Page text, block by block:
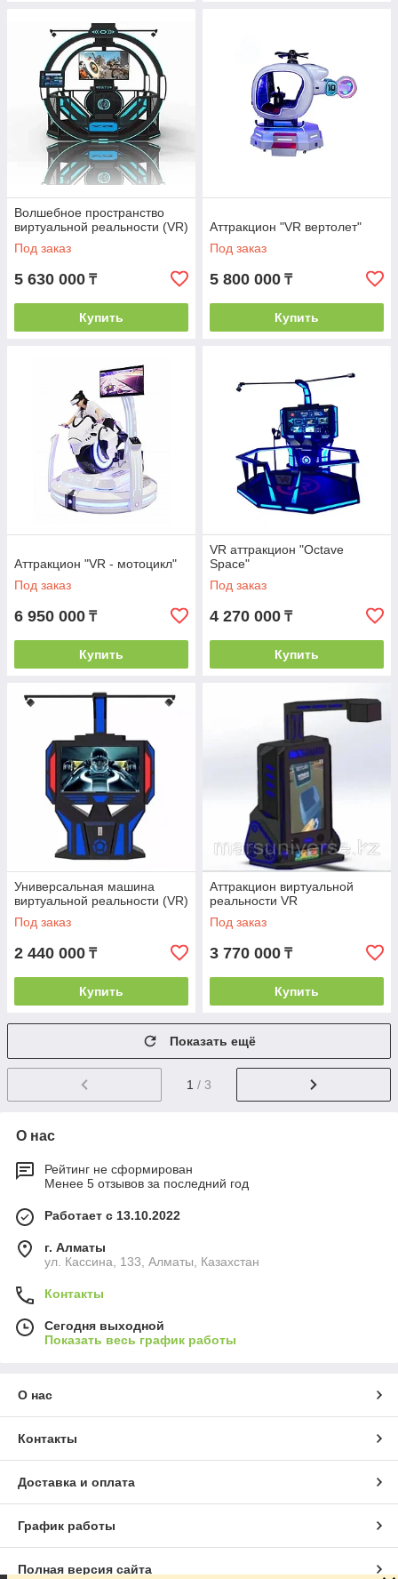
Волшебное пространство
виртуальной реальности (VR)
Под заказ
5 630 000 ₸
Купить
Аттракцион "VR вертолет"
Под заказ
5 800 000 ₸
Купить
Аттракцион "VR - мотоцикл"
Под заказ
6 950 000 ₸
Купить
VR аттракцион "Octave
Space"
Под заказ
4 270 000 ₸
Купить
Универсальная машина
виртуальной реальности (VR)
Под заказ
2 440 000 ₸
Купить
Аттракцион виртуальной
реальности VR
Под заказ
3 770 000 ₸
Купить
Показать ещё
1 / 3
О нас
Рейтинг не сформирован
Менее 5 отзывов за последний год
Работает с 13.10.2022
г. Алматы
ул. Кассина, 133, Алматы, Казахстан
Контакты
Сегодня выходной
Показать весь график работы
О нас
Контакты
Доставка и оплата
График работы
Полная версия сайта